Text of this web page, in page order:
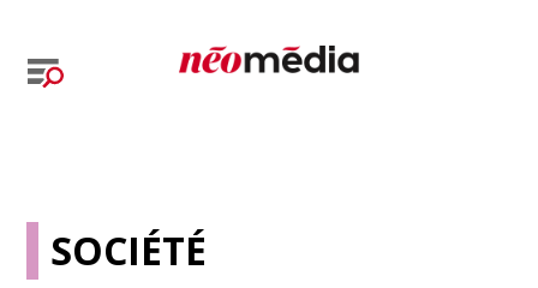
SOCIÉTÉ